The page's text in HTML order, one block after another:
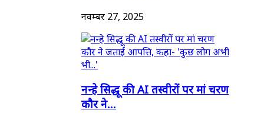
नवम्बर 27, 2025
नन्हे सिद्धू की AI तस्वीरों पर मां चरण
कौर ने...